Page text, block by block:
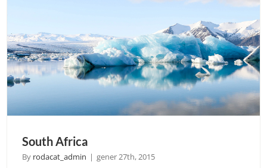
South Africa
By rodacat_admin | gener 27th, 2015